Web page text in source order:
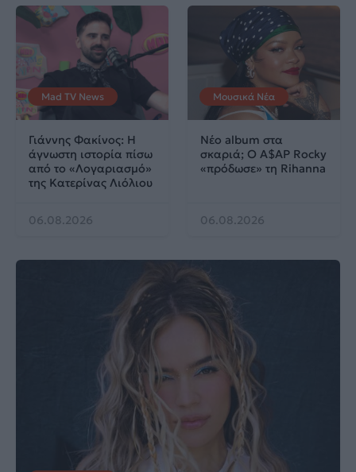
Mad TV News
Γιάννης Φακίνος: Η
άγνωστη ιστορία πίσω
από το «Λογαριασμό»
της Κατερίνας Λιόλιου
06.08.2026
Μουσικά Νέα
Νέο album στα
σκαριά; Ο A$AP Rocky
«πρόδωσε» τη Rihanna
06.08.2026